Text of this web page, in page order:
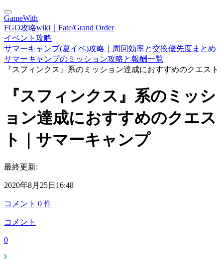
GameWith
FGO攻略wiki｜Fate/Grand Order
イベント攻略
サマーキャンプ(夏イベ)攻略｜周回効率と交換優先度まとめ
サマーキャンプのミッション攻略と報酬一覧
『スフィンクス』系のミッション達成におすすめのクエスト
『スフィンクス』系のミッシ
ョン達成におすすめのクエス
ト｜サマーキャンプ
最終更新:
2020年8月25日16:48
コメント 0 件
コメント
0